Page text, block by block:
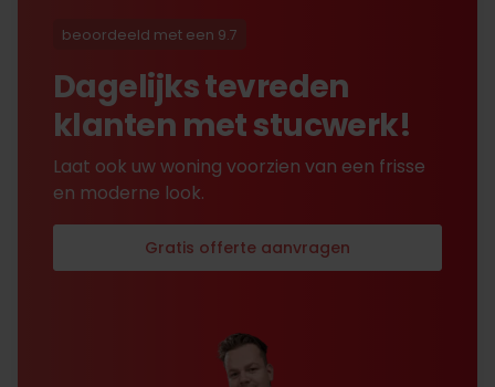
is alles toch na
beoordeeld met een 9.7
Dagelijks tevreden
klanten met stucwerk!
Laat ook uw woning voorzien van een frisse
en moderne look.
Gratis offerte aanvragen